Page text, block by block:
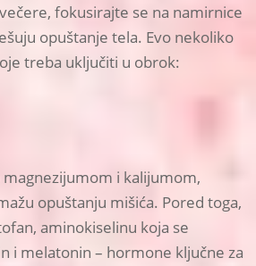
fokusirajte se na namirnice
opuštanje tela. Evo nekoliko
treba uključiti u obrok:
i kalijumom,
opuštanju mišića. Pored toga,
aminokiselinu koja se
i melatonin – hormone ključne za